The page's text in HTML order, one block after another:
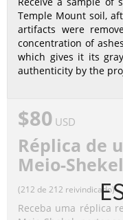
Temple Mount soil,
artifacts were
concentration of
which gives it its
authenticity by the
$80 USD
Réplica de
Meio-Shekel
(212 de 212 reivindicado)
Receba uma réplica